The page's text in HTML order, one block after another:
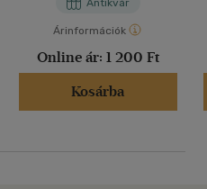
Antikvár
Árinformációk
Online ár: 1 200 Ft
Kosárba